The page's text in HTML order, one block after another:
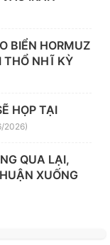
BIỂN HORMUZ
THỔ NHĨ KỲ
HỌP TẠI
2026)
QUA LẠI,
XUỐNG